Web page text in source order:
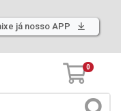
já nosso APP
0